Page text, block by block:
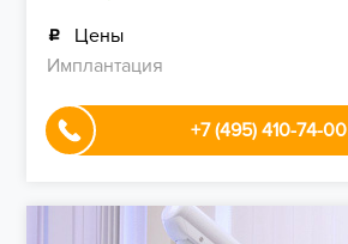
Цены
Имплантация
+7 (495) 410-74-00